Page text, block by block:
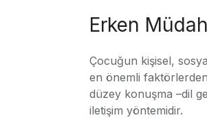
Erken
Çocuğun kişisel,
en önemli
düzey konuşma –dil
iletişim yöntemidir.